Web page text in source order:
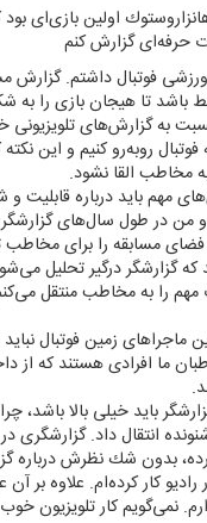
و هانزاروستوك اولین
حرفه‌ای گزارش كنم
حدود ۱۱۰۰ گزارش ورزشی
تا هیجان بازی را
به گزارش‌های تلویزیونی
روبه‌رو كنیم و این
مخاطب القا نشود.
مهم باید درباره قابلیت
من در طول سال‌های
مسابقه را برای مخاطب
كه گزارشگر درگیر تحلیل
را به مخاطب منتقل
ماجراهای زمین
ما افرادی هستند كه
باید خیلی بالا
انتقال داد.
بدون شك نظرش درباره
كار كرده‌ام. علاوه بر
نمی‌گویم كار تلویزیون